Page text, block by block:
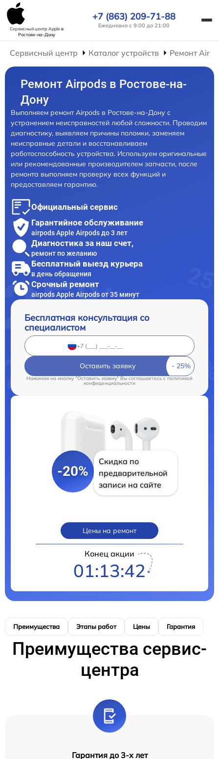
Сервисный центр Appleв
Ростове-на-Дону
+7 (863) 209-71-88
Ежедневно с 9:00 до 21:00
Сервисный центр Каталог устройств Ремонт
Ремонт Airpods в Ростове-на-
Дону
Выполняем ремонт Airpods в Ростове-на-Дону с
устранением неисправностей любой сложности. Проводим
диагностику, выявляем причины поломки, заменяем
неисправные детали и восстанавливаем
работоспособность устройства. Используем оригинальные
или рекомендованные производителем запчасти, после
ремонта выполняем проверку всех функций и
предоставляем гарантию.
Официальный сервис
Гарантийное обслуживание
airpods Apple Airpods до 3 лет
Диагностика за наш счет,
ремонт по желанию
Бесплатный выезд курьера
в день обращения
Срочный ремонт
airpods Apple Airpods от 35 минут
Бесплатная консультация со
специалистом
Оставить заявку
Нажимая на кнопку "Оставить заявку" Вы соглашаетесь cполитикой
конфиденциальности
-20%
Скидка по
предварительной
записи на сайте
Цены на ремонт
Конец акции
01:13:41
Преимущества Этапы работ Цены Гарантия
Преимущества сервис-
центра
Гарантия до 3-х лет